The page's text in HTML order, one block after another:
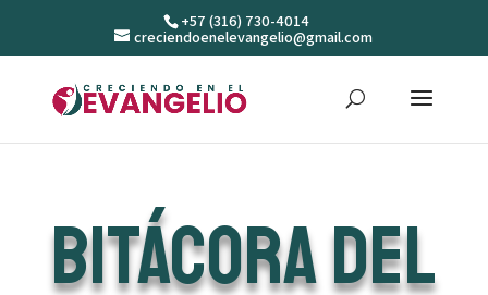
+57 (316) 730-4014
creciendoenelevangelio@gmail.com
Bitácora del